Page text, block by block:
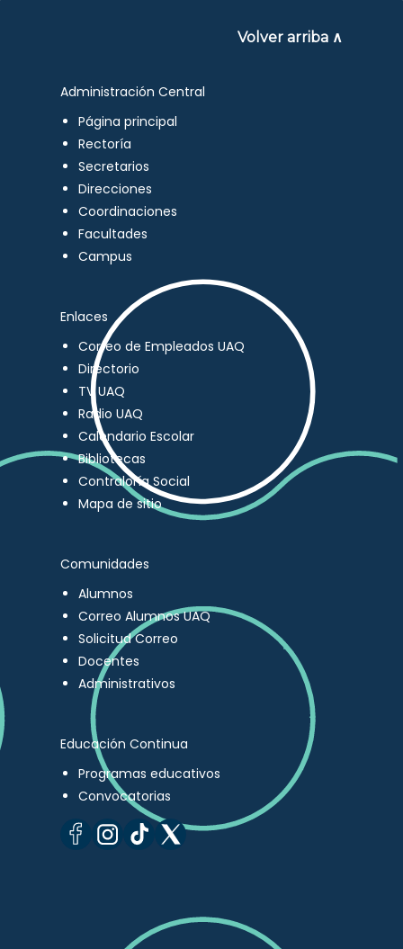
Volver arriba ∧
Administración Central
Página principal
Rectoría
Secretarios
Direcciones
Coordinaciones
Facultades
Campus
Enlaces
Correo de Empleados UAQ
Directorio
TV UAQ
Radio UAQ
Calendario Escolar
Bibliotecas
Contraloría Social
Mapa de sitio
Comunidades
Alumnos
Correo Alumnos UAQ
Solicitud Correo
Docentes
Administrativos
Educación Continua
Programas educativos
Convocatorias